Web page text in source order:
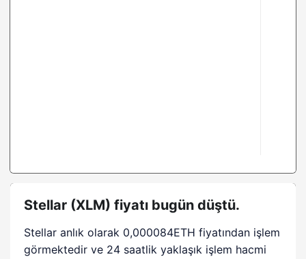
Stellar (XLM) fiyatı bugün düştü.
Stellar anlık olarak 0,000084ETH fiyatından işlem
görmektedir ve 24 saatlik yaklaşık işlem hacmi